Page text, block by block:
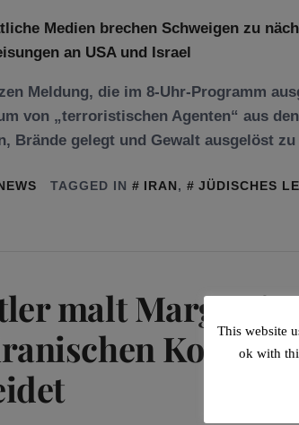
Meldung, die im 8-Uhr-Programm
von „terroristischen Agenten“ aus
Brände gelegt und Gewalt ausgelöst zu
TAGGED IN IRAN, JÜDISCHES
malt MargeThis website
ok with